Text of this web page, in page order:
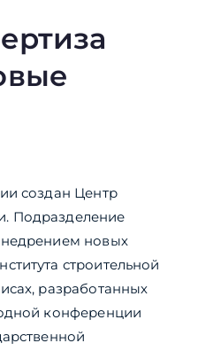
создан Центр
Подразделение
новых
строительной
разработанных
конференции